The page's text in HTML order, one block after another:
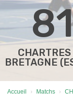
81
CHARTRES
BRETAGNE
Accueil Matchs